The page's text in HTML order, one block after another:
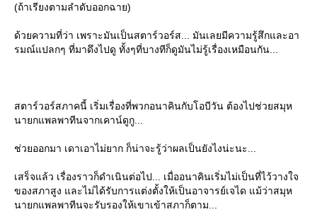
(ถ้าเรียงตามลำดับออกฉาย)
ด้วยความที่ว่า เพราะมันเป็นสตาร์วอร์ส... มันเลยมีความรู้สึกและอา
รมณ์แปลกๆ ที่มาดึงไปดู ทั้งๆที่บางทีก็ดูมันไม่รู้เรื่องเหมือนกัน...
สตาร์วอร์สภาคนี้ เริ่มเรื่องที่พวกอนาคินกับโอบีวัน ต้องไปช่วยสมุห
นายกแพลพาทีนจากเคาน์ดูกู...
ช่วยออกมา เดาเอาไม่ยาก ก็น่าจะรู้ว่าผลเป็นยังไงน่ะนะ...
เสร็จแล้ว เรื่องราวก็ดำเนินต่อไป... เมื่ออนาคินเริ่มไม่เป็นที่ไว้วางใจ
ของสภาสูง และไม่ได้รับการแต่งตั้งให้เป็นอาจารย์เจได แม้ว่าสมุห
นายกแพลพาทีนจะรับรองให้เขาเข้าสภาก็ตาม...